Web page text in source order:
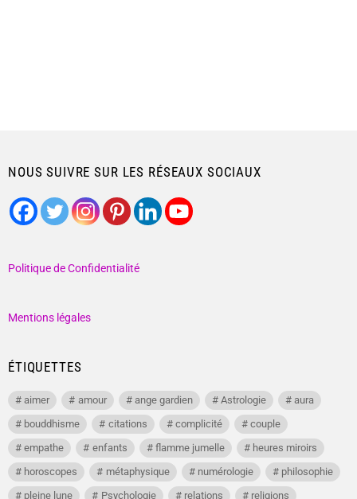
NOUS SUIVRE SUR LES RÉSEAUX SOCIAUX
Politique de Confidentialité
Mentions légales
ÉTIQUETTES
aimer amour ange gardien Astrologie
aura
bouddhisme
citations complicité
couple
empathe
enfants flamme jumelle
heures miroirs
horoscopes
métaphysique numérologie
philosophie
pleine lune
Psychologie relations religions